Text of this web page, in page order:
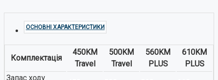
ОСНОВНІ ХАРАКТЕРИСТИКИ
Комплектація
450KM
Travel
500KM
Travel
560KM
PLUS
610KM
PLUS
Запас ходу